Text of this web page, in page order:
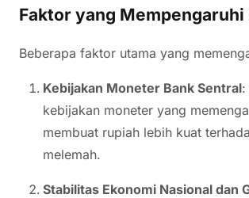
Faktor yang Mempengaruhi
Beberapa faktor utama yang
Kebijakan Moneter Bank Sentral:
kebijakan moneter yang
membuat rupiah lebih kuat
melemah.
Stabilitas Ekonomi Nasional dan